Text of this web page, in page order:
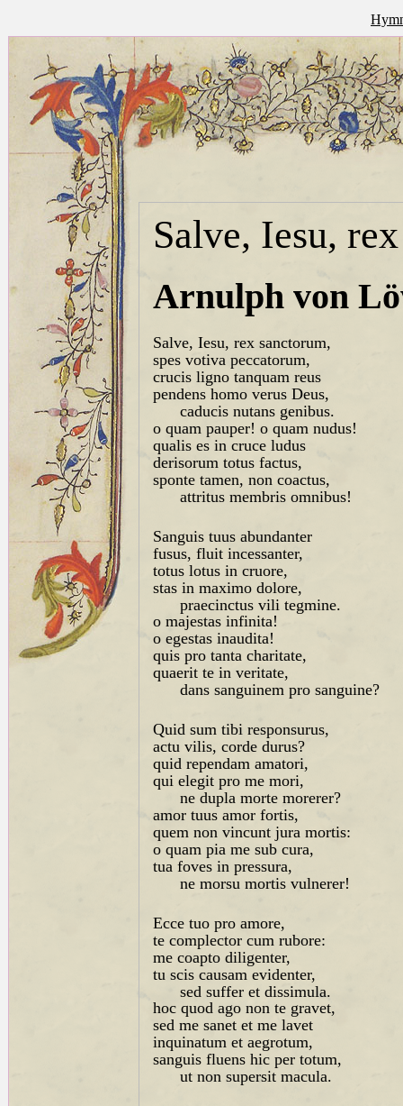
Salve, Iesu,
Arnulph von
Salve, Iesu, rex sanctorum,
spes votiva peccatorum,
crucis ligno tanquam reus
pendens homo verus Deus,
caducis nutans genibus.
o quam pauper! o quam nudus!
qualis es in cruce ludus
derisorum totus factus,
sponte tamen, non coactus,
attritus membris omnibus!
Sanguis tuus abundanter
fusus, fluit incessanter,
totus lotus in cruore,
stas in maximo dolore,
praecinctus vili tegmine.
o majestas infinita!
o egestas inaudita!
quis pro tanta charitate,
quaerit te in veritate,
dans sanguinem pro sanguine?
Quid sum tibi responsurus,
actu vilis, corde durus?
quid rependam amatori,
qui elegit pro me mori,
ne dupla morte morerer?
amor tuus amor fortis,
quem non vincunt jura mortis:
o quam pia me sub cura,
tua foves in pressura,
ne morsu mortis vulnerer!
Ecce tuo pro amore,
te complector cum rubore:
me coapto diligenter,
tu scis causam evidenter,
sed suffer et dissimula.
hoc quod ago non te gravet,
sed me sanet et me lavet
inquinatum et aegrotum,
sanguis fluens hic per totum,
ut non supersit macula.